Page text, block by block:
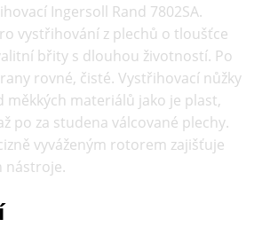
Ingersoll Rand 7802SA.
vystřihování z plechů o tloušťce
břity s dlouhou životností. Po
rovné, čisté. Vystřihovací nůžky
měkkých materiálů jako je plast,
po za studena válcované plechy.
vyváženým rotorem zajišťuje
nástroje.